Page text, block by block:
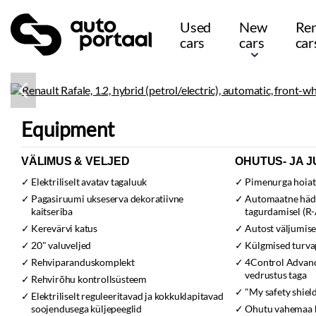
Used
cars
New
cars
Equipment
VÄLIMUS & VELJED
Elektriliselt avatav tagaluuk
Pagasiruumi ukseserva dekoratiivne
kaitseriba
Kerevärvi katus
20" valuveljed
Rehviparanduskomplekt
Rehvirõhu kontrollsüsteem
Elektriliselt reguleeritavad ja kokkuklapitavad
soojendusega küljepeeglid
OHUTUS- JA
Pimenurga
Automaatne
tagurdamisel
Autost
Külgmised
4Control
vedrustus taga
"My safety
Ohutu vahemaa